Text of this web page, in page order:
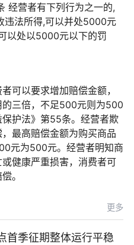
经营者有下列行为之一的,
违法所得,可以并处5000元
以处以5000元以下的罚
可以要求增加赔偿金额，
三倍，不足500元则为500
护法》第55条。经营者欺
最高赔偿金额为购买商品
元为500元。经营者明知商
健康严重损害，消费者可
。
更多
首季征期整体运行平稳